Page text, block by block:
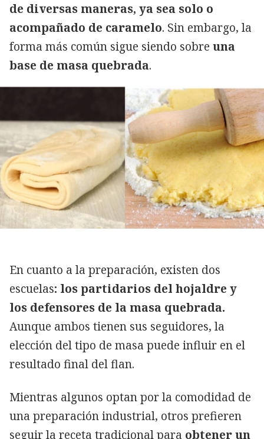
de diversas maneras, ya sea solo o
acompañado de caramelo. Sin embargo, la
forma más común sigue siendo sobre una
base de masa quebrada.
En cuanto a la preparación, existen dos
escuelas: los partidarios del hojaldre y
los defensores de la masa quebrada.
Aunque ambos tienen sus seguidores, la
elección del tipo de masa puede influir en el
resultado final del flan.
Mientras algunos optan por la comodidad de
una preparación industrial, otros prefieren
seguir la receta tradicional para obtener un